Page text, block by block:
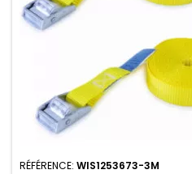
RÉFÉRENCE: WIS1253673-3M